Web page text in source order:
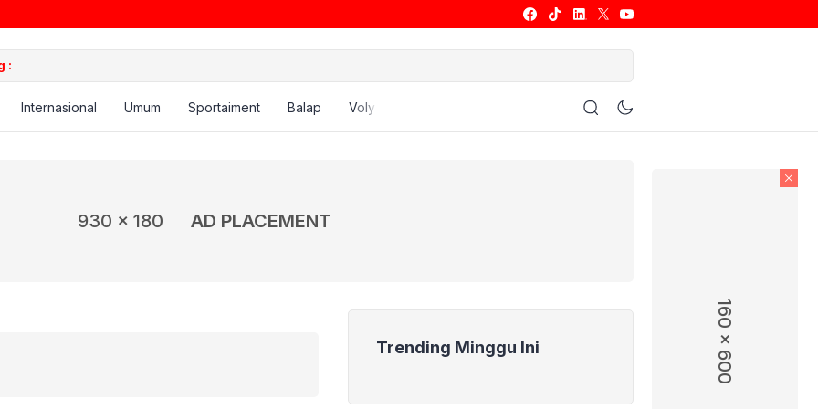
160 x 600
:
Internasional Umum Sportaiment Balap Voly Allsport
930 x 180 AD PLACEMENT
Trending Minggu Ini